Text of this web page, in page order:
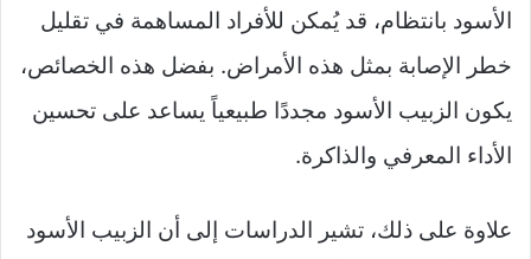
الأسود بانتظام، قد يُمكن للأفراد المساهمة في تقليل
خطر الإصابة بمثل هذه الأمراض. بفضل هذه الخصائص،
يكون الزبيب الأسود مجددًا طبيعياً يساعد على تحسين
الأداء المعرفي والذاكرة.
علاوة على ذلك، تشير الدراسات إلى أن الزبيب الأسود